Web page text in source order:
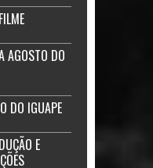
AGOSTO DO
DO IGUAPE
E